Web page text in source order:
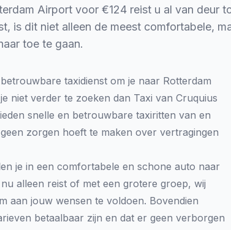
Airport voor €124 reist u al van deur
is dit niet alleen de meest comfortabele,
toe te gaan.
taxidienst om je naar Rotterdam
niet verder te zoeken dan Taxi van Cruquius
snelle en betrouwbare taxiritten van en
zorgen hoeft te maken over vertragingen
je in een comfortabele en schone auto naar
alleen reist of met een grotere groep, wij
aan jouw wensen te voldoen. Bovendien
betaalbaar zijn en dat er geen verborgen